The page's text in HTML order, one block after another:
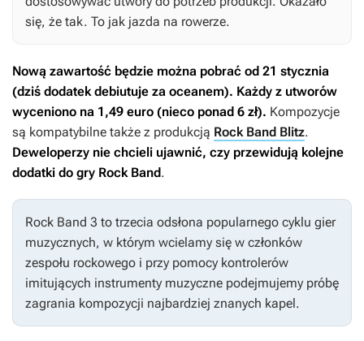
się, że tak. To jak jazda na rowerze.
Nową zawartość będzie można pobrać od 21 stycznia
(dziś dodatek debiutuje za oceanem). Każdy z utworów
wyceniono na 1,49 euro (nieco ponad 6 zł). Kompozycje
są kompatybilne także z produkcją Rock Band Blitz.
Deweloperzy nie chcieli ujawnić, czy przewidują kolejne
dodatki do gry Rock Band.
Rock Band 3 to trzecia odsłona popularnego cyklu gier
muzycznych, w którym wcielamy się w członków
zespołu rockowego i przy pomocy kontrolerów
imitujących instrumenty muzyczne podejmujemy próbę
zagrania kompozycji najbardziej znanych kapel.